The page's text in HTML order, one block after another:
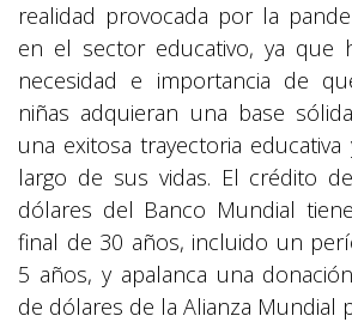
realidad provocada por la
en el sector educativo, ya que
necesidad e importancia de
niñas adquieran una base
una exitosa trayectoria
largo de sus vidas. El crédito
dólares del Banco Mundial
final de 30 años, incluido un
5 años, y apalanca una
de dólares de la Alianza Mundial